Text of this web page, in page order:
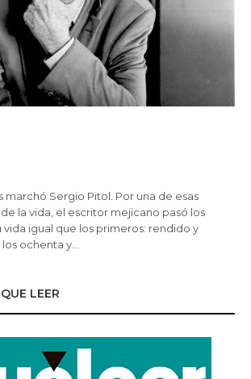
marchó Sergio Pitol. Por una de esas
la vida, el escritor mejicano pasó los
vida igual que los primeros: rendido y
ochenta y…
LEER